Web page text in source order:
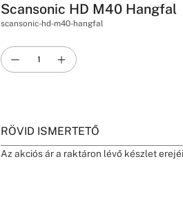
Scansonic HD M40 Hangfal
scansonic-hd-m40-hangfal
RÖVID ISMERTETŐ
Az akciós ár a raktáron lévő készlet